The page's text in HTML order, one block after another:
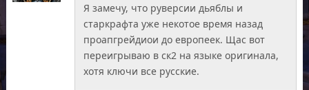
Я замечу, что руверсии дьяблы и
старкрафта уже некотое время назад
проапгрейдиои до европеек. Щас вот
переигрываю в ск2 на языке оригинала,
хотя ключи все русские.